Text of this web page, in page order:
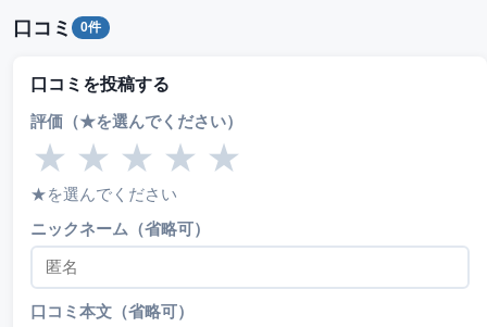
口コミ 0件
口コミを投稿する
評価（★を選んでください）
★ ★ ★ ★ ★
★を選んでください
ニックネーム（省略可）
口コミ本文（省略可）